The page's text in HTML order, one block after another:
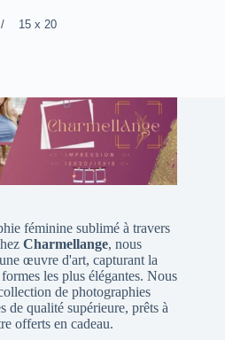
/ 15 x 20
féminine sublimé à travers
Charmellange, nous
œuvre d'art, capturant la
les plus élégantes. Nous
de photographies
de qualité supérieure, prêts à
offerts en cadeau.